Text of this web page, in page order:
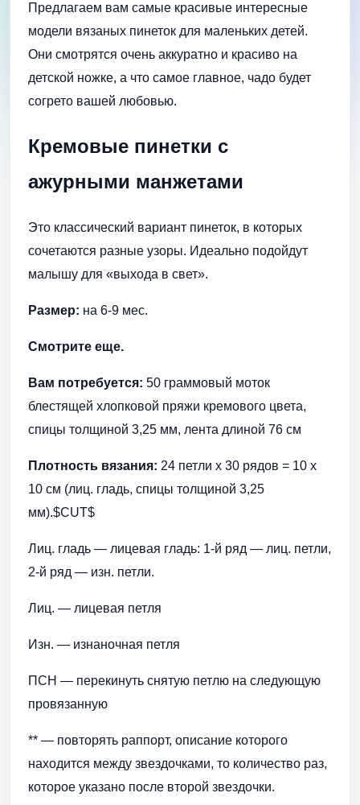
Предлагаем вам самые красивые интересные
модели вязаных пинеток для маленьких детей.
Они смотрятся очень аккуратно и красиво на
детской ножке, а что самое главное, чадо будет
согрето вашей любовью.
Кремовые пинетки с
ажурными манжетами
Это классический вариант пинеток, в которых
сочетаются разные узоры. Идеально подойдут
малышу для «выхода в свет».
Размер: на 6-9 мес.
Смотрите еще.
Вам потребуется: 50 граммовый моток
блестящей хлопковой пряжи кремового цвета,
спицы толщиной 3,25 мм, лента длиной 76 см
Плотность вязания: 24 петли х 30 рядов = 10 х
10 см (лиц. гладь, спицы толщиной 3,25
мм).$CUT$
Лиц. гладь — лицевая гладь: 1-й ряд — лиц. петли,
2-й ряд — изн. петли.
Лиц. — лицевая петля
Изн. — изнаночная петля
ПСН — перекинуть снятую петлю на следующую
провязанную
** — повторять раппорт, описание которого
находится между звездочками, то количество раз,
которое указано после второй звездочки.